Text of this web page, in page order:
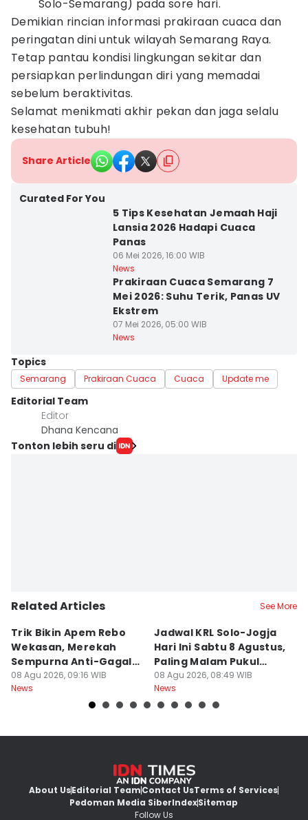
Solo-Semarang) pada sore hari.
Demikian rincian informasi prakiraan cuaca dan
peringatan dini untuk wilayah Semarang Raya.
Tetap pantau kondisi lingkungan sekitar dan
persiapkan perlindungan diri yang memadai
sebelum beraktivitas.
Selamat menikmati akhir pekan dan jaga selalu
kesehatan tubuh!
Share Article
Curated For You
5 Tips Kesehatan Jemaah Haji
Lansia 2026 Hadapi Cuaca
Panas
06 Mei 2026, 16:00 WIB
News
Prakiraan Cuaca Semarang 7
Mei 2026: Suhu Terik, Panas UV
Ekstrem
07 Mei 2026, 05:00 WIB
News
Topics
Semarang Prakiraan Cuaca Cuaca Update me
Editorial Team
Editor
Dhana Kencana
Tonton lebih seru di
Related Articles See More
Trik Bikin Apem Rebo
Wekasan, Merekah
Sempurna Anti-Gagal
Pakai Cetakan
Rumahan
08 Agu 2026, 09:16 WIB
News
Jadwal KRL Solo-Jogja
Hari Ini Sabtu 8 Agustus,
Paling Malam Pukul
20.42
08 Agu 2026, 08:49 WIB
News
About UsEditorial TeamContact UsTerms of Services
Pedoman Media SiberIndexSitemap
Follow Us